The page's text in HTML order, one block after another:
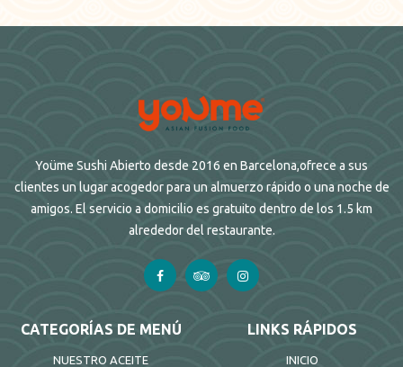
Yoüme Sushi Abierto desde 2016 en Barcelona,ofrece a sus
clientes un lugar acogedor para un almuerzo rápido o una noche de
amigos. El servicio a domicilio es gratuito dentro de los 1.5 km
alrededor del restaurante.
CATEGORÍAS DE MENÚ
NUESTRO ACEITE
LINKS RÁPIDOS
INICIO